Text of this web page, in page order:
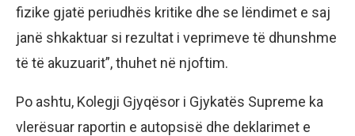
fizike gjatë periudhës kritike dhe se lëndimet e saj
janë shkaktuar si rezultat i veprimeve të dhunshme
të të akuzuarit”, thuhet në njoftim.
Po ashtu, Kolegji Gjyqësor i Gjykatës Supreme ka
vlerësuar raportin e autopsisë dhe deklarimet e